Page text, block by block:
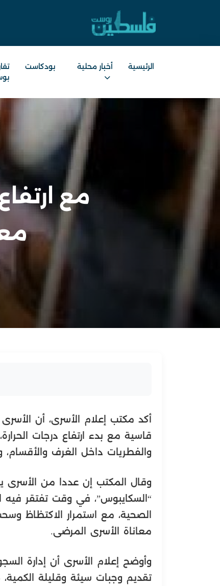
الرئيسية أخبار محلية بودكاست
مع
أكد مكتب إعلام الأسرى، أن
قاسية مع بدء ارتفاع درجات
والفطريات داخل الغرف
وقال المكتب إن عددا من الأسرى
“السكايبوس”، في وقت تفتقر فيه
الصحية، مع استمرار الاكتظاظ
معاناة الأسرى المرضى.
وأوضح إعلام الأسرى أن إدارة
تقديم وجبات سيئة وقليلة